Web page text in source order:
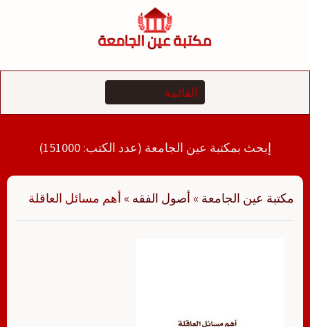
إبحث بمكتبة عين الجامعة (عدد الكتب: 151000)
مكتبة عين الجامعة » أصول الفقه » أهم مسائل العاقلة